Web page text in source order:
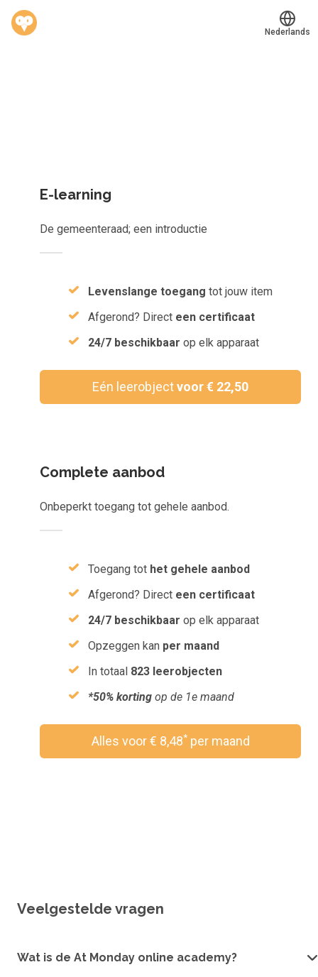
Nederlands
E-learning
De gemeenteraad; een introductie
Levenslange toegang tot jouw item
Afgerond? Direct een certificaat
24/7 beschikbaar op elk apparaat
Eén leerobjectvoor € 22,50
Complete aanbod
Onbeperkt toegang tot gehele aanbod.
Toegang tot het gehele aanbod
Afgerond? Direct een certificaat
24/7 beschikbaar op elk apparaat
Opzeggen kan per maand
In totaal 823 leerobjecten
*50% korting op de 1e maand
Alles voor € 8,48*per maand
Veelgestelde vragen
Wat is de At Monday online academy?